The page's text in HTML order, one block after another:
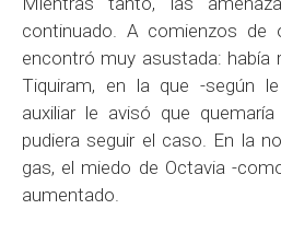
continuado. A comienzos de
encontró muy asustada: había
Tiquiram, en la que -según
auxiliar le avisó que
pudiera seguir el caso. En la
gas, el miedo de Octavia -
aumentado.